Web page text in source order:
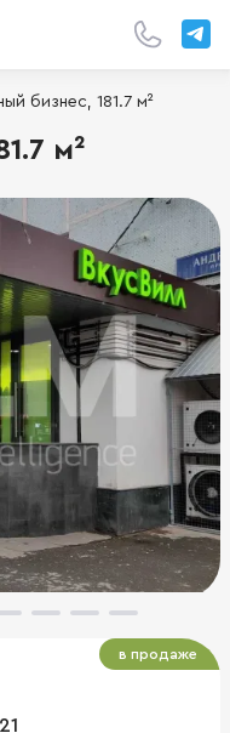
бизнес, 181.7 м²
м²
в продаже